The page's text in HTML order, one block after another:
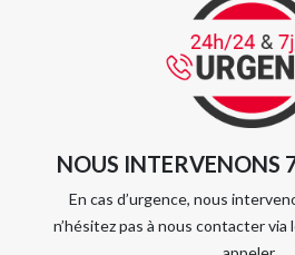
NOUS INTERVENONS
En cas d’urgence, nous
n’hésitez pas à nous contacter via